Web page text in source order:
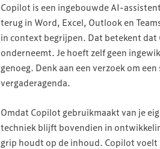
Copilot is een ingebouwde AI-
terug in Word, Excel, Outlook en
in context begrijpen. Dat betekent
onderneemt. Je hoeft zelf geen
genoeg. Denk aan een verzoek om
vergaderagenda.
Omdat Copilot gebruikmaakt van je
techniek blijft bovendien in
grip houdt op de inhoud. Copilot voelt